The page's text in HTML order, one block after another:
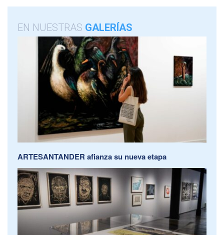
EN NUESTRAS GALERÍAS
ARTESANTANDER afianza su nueva etapa